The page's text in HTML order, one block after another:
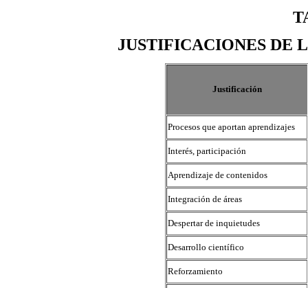
JUSTIFICACIONES DE
Justificación
Procesos que aportan aprendizajes
Interés, participación
Aprendizaje de contenidos
Integración de áreas
Despertar de inquietudes
Desarrollo científico
Reforzamiento